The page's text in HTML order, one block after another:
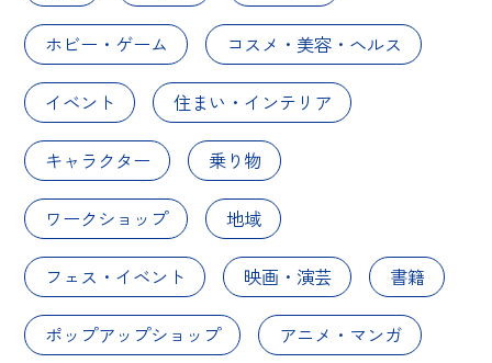
ホビー・ゲーム コスメ・美容・ヘルス
イベント 住まい・インテリア
キャラクター 乗り物
ワークショップ 地域
フェス・イベント 映画・演芸 書籍
ポップアップショップ アニメ・マンガ